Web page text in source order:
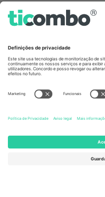
Germany
Unter den Linden 24, 10117
United States
Newark, Delaware 19713, United
Bulgaria
Regus Sofia City West, bul
Totleben 53-55, 1606 Sofia,